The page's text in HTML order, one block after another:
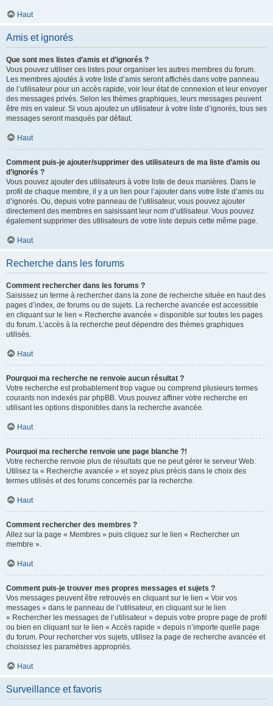
Haut
Amis et ignorés
Que sont mes listes d’amis et d’ignorés ?
Vous pouvez utiliser ces listes pour organiser les autres membres du forum.
Les membres ajoutés à votre liste d’amis seront affichés dans votre panneau
de l’utilisateur pour un accès rapide, voir leur état de connexion et leur envoyer
des messages privés. Selon les thèmes graphiques, leurs messages peuvent
être mis en valeur. Si vous ajoutez un utilisateur à votre liste d’ignorés, tous ses
messages seront masqués par défaut.
Haut
Comment puis-je ajouter/supprimer des utilisateurs de ma liste d’amis ou
d’ignorés ?
Vous pouvez ajouter des utilisateurs à votre liste de deux manières. Dans le
profil de chaque membre, il y a un lien pour l’ajouter dans votre liste d’amis ou
d’ignorés. Ou, depuis votre panneau de l’utilisateur, vous pouvez ajouter
directement des membres en saisissant leur nom d’utilisateur. Vous pouvez
également supprimer des utilisateurs de votre liste depuis cette même page.
Haut
Recherche dans les forums
Comment rechercher dans les forums ?
Saisissez un terme à rechercher dans la zone de recherche située en haut des
pages d’index, de forums ou de sujets. La recherche avancée est accessible
en cliquant sur le lien « Recherche avancée » disponible sur toutes les pages
du forum. L’accès à la recherche peut dépendre des thèmes graphiques
utilisés.
Haut
Pourquoi ma recherche ne renvoie aucun résultat ?
Votre recherche est probablement trop vague ou comprend plusieurs termes
courants non indexés par phpBB. Vous pouvez affiner votre recherche en
utilisant les options disponibles dans la recherche avancée.
Haut
Pourquoi ma recherche renvoie une page blanche ?!
Votre recherche renvoie plus de résultats que ne peut gérer le serveur Web.
Utilisez la « Recherche avancée » et soyez plus précis dans le choix des
termes utilisés et des forums concernés par la recherche.
Haut
Comment rechercher des membres ?
Allez sur la page « Membres » puis cliquez sur le lien « Rechercher un
membre ».
Haut
Comment puis-je trouver mes propres messages et sujets ?
Vos messages peuvent être retrouvés en cliquant sur le lien « Voir vos
messages » dans le panneau de l’utilisateur, en cliquant sur le lien
« Rechercher les messages de l’utilisateur » depuis votre propre page de profil
ou bien en cliquant sur le lien « Accès rapide » depuis n’importe quelle page
du forum. Pour rechercher vos sujets, utilisez la page de recherche avancée et
choisissez les paramètres appropriés.
Haut
Surveillance et favoris